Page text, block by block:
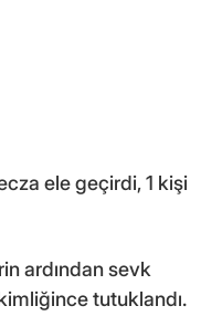
ele geçirdi, 1 kişi
ardından sevk
tutuklandı.